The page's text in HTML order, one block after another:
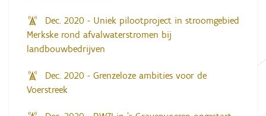
Dec. 2020 - Uniek pilootproject in stroomgebied
Merkske rond afvalwaterstromen bij
landbouwbedrijven
Dec. 2020 - Grenzeloze ambities voor de
Voerstreek